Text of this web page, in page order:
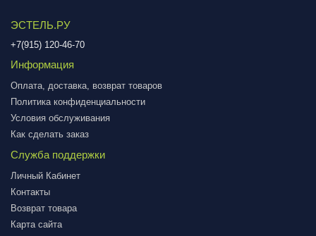
ЭСТЕЛЬ.РУ
+7(915) 120-46-70
Информация
Оплата, доставка, возврат товаров
Политика конфиденциальности
Условия обслуживания
Как сделать заказ
Служба поддержки
Личный Кабинет
Контакты
Возврат товара
Карта сайта